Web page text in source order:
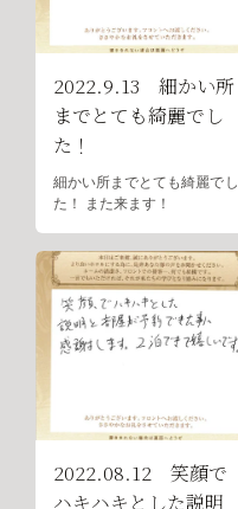
2022.9.13 細かい所
までとても綺麗でし
た！
細かい所までとても綺麗でし
た！ また来ます！
2022.08.12 笑顔で
ハキハキとした説明